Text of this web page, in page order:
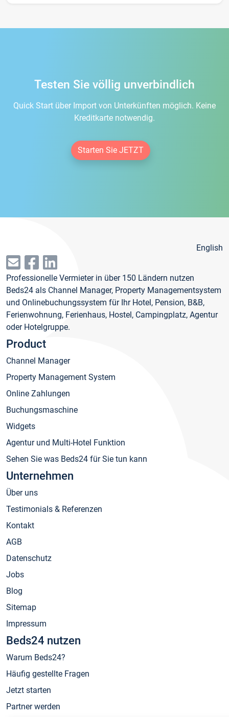
Testen Sie völlig unverbindlich
Quick Start über Import von Unterkünften möglich. Keine
Kreditkarte notwendig.
Starten Sie JETZT
English
Professionelle Vermieter in über 150 Ländern nutzen
Beds24 als Channel Manager, Property Managementsystem
und Onlinebuchungssystem für Ihr Hotel, Pension, B&B,
Ferienwohnung, Ferienhaus, Hostel, Campingplatz, Agentur
oder Hotelgruppe.
Product
Channel Manager
Property Management System
Online Zahlungen
Buchungsmaschine
Widgets
Agentur und Multi-Hotel Funktion
Sehen Sie was Beds24 für Sie tun kann
Unternehmen
Über uns
Testimonials & Referenzen
Kontakt
AGB
Datenschutz
Jobs
Blog
Sitemap
Impressum
Beds24 nutzen
Warum Beds24?
Häufig gestellte Fragen
Jetzt starten
Partner werden